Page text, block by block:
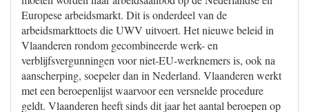
Europese arbeidsmarkt. Dit is onderdeel van de
arbeidsmarkttoets die UWV uitvoert. Het nieuwe beleid in
Vlaanderen rondom gecombineerde werk- en
verblijfsvergunningen voor niet-EU-werknemers is, ook na
aanscherping, soepeler dan in Nederland. Vlaanderen werkt
met een beroepenlijst waarvoor een versnelde procedure
geldt. Vlaanderen heeft sinds dit jaar het aantal beroepen op